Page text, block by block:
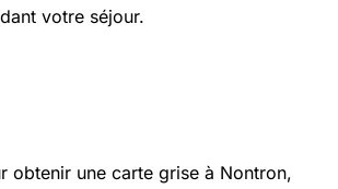
votre séjour.
obtenir une carte grise à Nontron,